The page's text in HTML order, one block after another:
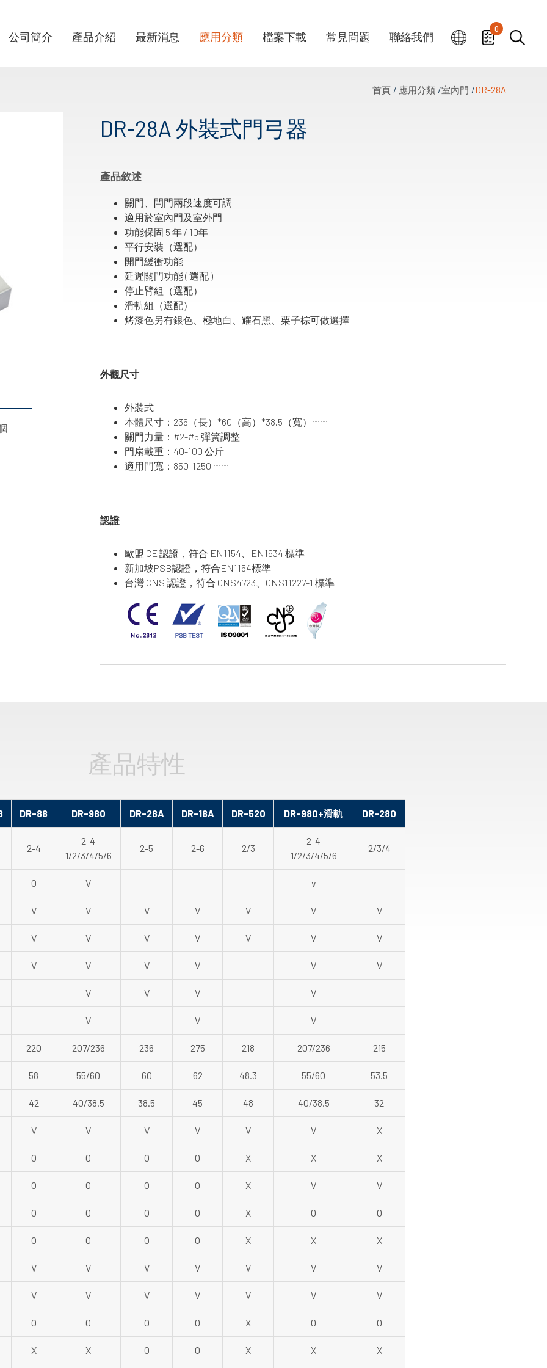
0
公司簡介 產品介紹 最新消息 應用分類 檔案下載 常見問題 聯絡我們
首頁 應用分類 室內門 DR-28A
DR-28A 外裝式門弓器
產品敘述
關門、閂門兩段速度可調
適用於室內門及室外門
功能保固 5 年 / 10年
平行安裝（選配）
開門緩衝功能
延遲關門功能 ( 選配 )
停止臂組（選配）
滑軌組（選配）
烤漆色另有銀色、極地白、耀石黑、栗子棕可做選擇
外觀尺寸
外裝式
本體尺寸：236（長）*60（高）*38.5（寬）mm
關門力量：#2-#5 彈簧調整
門扇載重：40-100 公斤
適用門寬：850-1250 mm
認證
歐盟 CE 認證，符合 EN1154、EN1634 標準
新加坡PSB認證，符合EN1154標準
台灣 CNS 認證，符合 CNS4723、CNS11227-1 標準
產品特性
DR-88 DR-980 DR-28A DR-18A DR-520 DR-980+滑軌 DR-280
2-4
2-4
1/2/3/4/5/6
2-5 2-6 2/3
2-4
1/2/3/4/5/6
2/3/4
O V v
V V V V V V V
V V V V V V V
V V V V V V
V V V V
V V V
220 207/236 236 275 218 207/236 215
58 55/60 60 62 48.3 55/60 53.5
42 40/38.5 38.5 45 48 40/38.5 32
V V V V V V X
O O O O X X X
O O O O X V V
O O O O X O O
O O O O X X X
V V V V V V V
V V V V V V V
O O O O X O O
X X O O X X X